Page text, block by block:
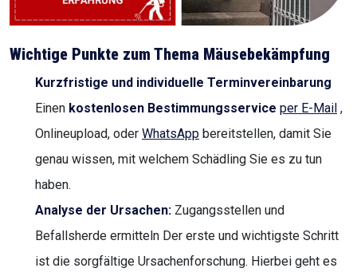
Wichtige Punkte zum Thema Mäusebekämpfung
Kurzfristige und individuelle Terminvereinbarung
Einen kostenlosen Bestimmungsservice per E-Mail ,
Onlineupload, oder WhatsApp bereitstellen, damit Sie
genau wissen, mit welchem Schädling Sie es zu tun
haben.
Analyse der Ursachen: Zugangsstellen und
Befallsherde ermitteln Der erste und wichtigste Schritt
ist die sorgfältige Ursachenforschung. Hierbei geht es